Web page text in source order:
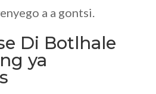
a a gontsi.
Di Botlhale
ya